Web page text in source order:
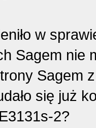
w
Sagem nie
Sagem
się już
2?